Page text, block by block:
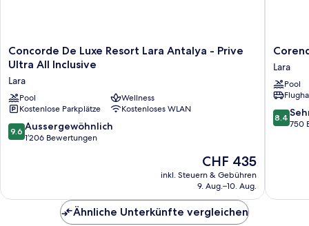
Concorde
De
Resort
Lara
Antalya
-
Prive
Concorde De Luxe Resort Lara Antalya - Prive
Ultra All Inclusive
Lara
Pool
Wellness
Kostenlose Parkplätze
Kostenloses WLAN
9.6
von
9.6 Aussergewöhnlich
1’206 Bewertungen
Der
Preis
beträgt
CHF 435
inkl. Steuern & Gebühren
9. Aug.–10. Aug.
Grand
Park
Lara
Lara
Lara
Pool
8.4
von
8.4
750
Ähnliche Unterkünfte vergleichen